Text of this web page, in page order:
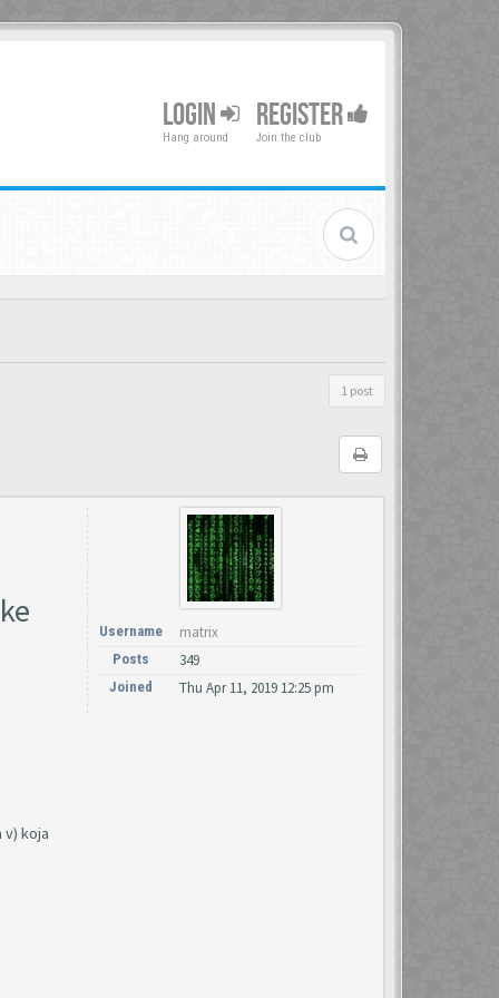
LOGIN
Hang around
REGISTER
Join the club
1 post
v) koja
Username matrix
Posts 349
Joined Thu Apr 11, 2019 12:25 pm